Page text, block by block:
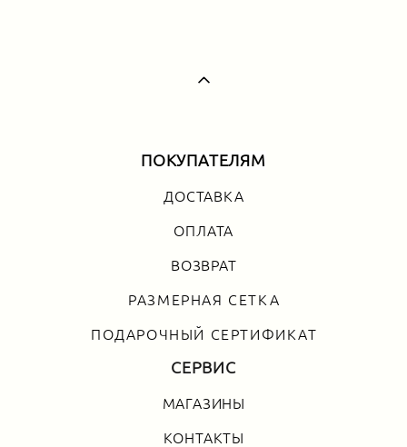
ПОКУПАТЕЛЯМ
ДОСТАВКА
ОПЛАТА
ВОЗВРАТ
РАЗМЕРНАЯ СЕТКА
ПОДАРОЧНЫЙ СЕРТИФИКАТ
СЕРВИС
МАГАЗИНЫ
КОНТАКТЫ